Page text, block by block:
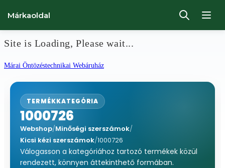
Site is Loading, Please wait...
Ugrás
tartalomhoz
Márai Öntözéstechnikai Webáruház
Márkaoldal
TERMÉKKATEGÓRIA
1000726
Webshop/Minőségi szerszámok/
Kicsi kézi szerszámok/1000726
Válogasson a kategóriához tartozó termékek közül
rendezett, könnyen áttekinthető formában.